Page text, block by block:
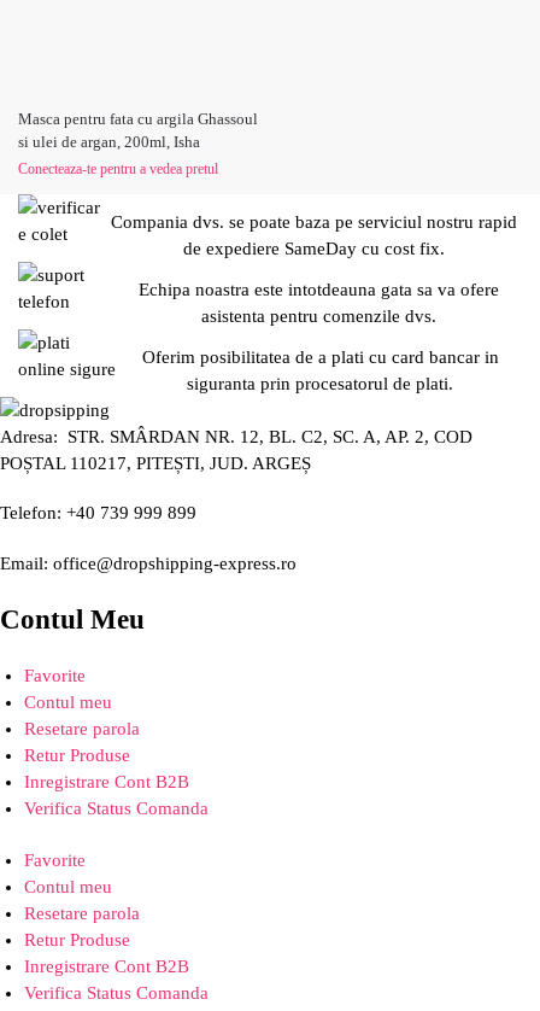
Masca pentru fata cu argila Ghassoul
si ulei de argan, 200ml, Isha
Conecteaza-te pentru a vedea pretul
Compania dvs. se poate baza pe serviciul nostru rapid
de expediere SameDay cu cost fix.
Echipa noastra este intotdeauna gata sa va ofere
asistenta pentru comenzile dvs.
Oferim posibilitatea de a plati cu card bancar in
siguranta prin procesatorul de plati.
Adresa: STR. SMÂRDAN NR. 12, BL. C2, SC. A, AP. 2, COD
POȘTAL 110217, PITEȘTI, JUD. ARGEȘ
Telefon: +40 739 999 899
Email: office@dropshipping-express.ro
Contul Meu
Favorite
Contul meu
Resetare parola
Retur Produse
Inregistrare Cont B2B
Verifica Status Comanda
Favorite
Contul meu
Resetare parola
Retur Produse
Inregistrare Cont B2B
Verifica Status Comanda